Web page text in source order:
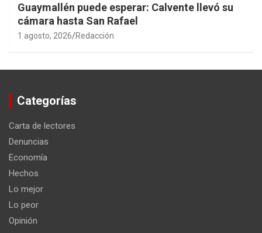
Guaymallén puede esperar: Calvente llevó su
cámara hasta San Rafael
1 agosto, 2026 Redacción
Categorías
Carta de lectores
Denuncias
Economía
Hechos
Lo mejor
Lo peor
Opinión